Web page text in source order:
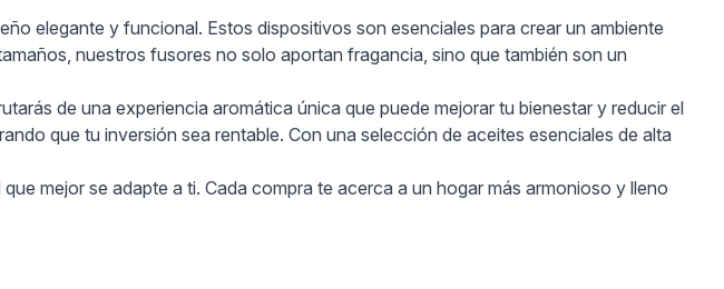
elegante y funcional. Estos dispositivos son esenciales para crear un ambiente
nuestros fusores no solo aportan fragancia, sino que también son un
de una experiencia aromática única que puede mejorar tu bienestar y reducir el
que tu inversión sea rentable. Con una selección de aceites esenciales de alta
mejor se adapte a ti. Cada compra te acerca a un hogar más armonioso y lleno